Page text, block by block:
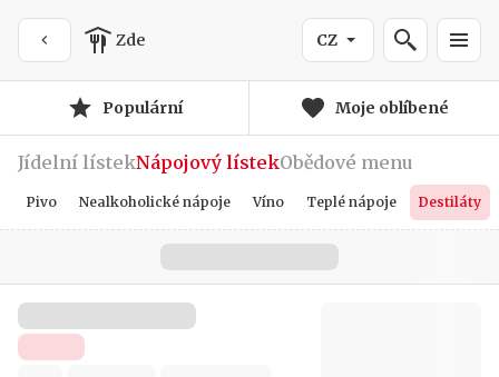
Zde CZ
Populární Moje oblíbené
Jídelní lístekNápojový lístekObědové menu
Pivo Nealkoholické nápoje Víno Teplé nápoje Destiláty